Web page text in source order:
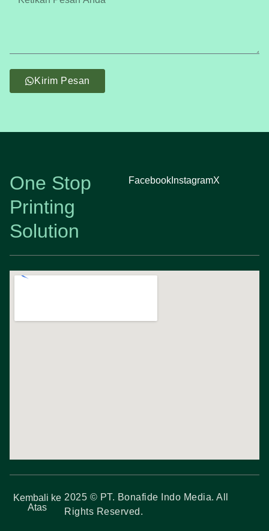
Kirim Pesan
One Stop
Printing
Solution
Facebook InstagramX
2025 © PT. Bonafide Indo Media. All
Rights Reserved.
Kembali ke
Atas